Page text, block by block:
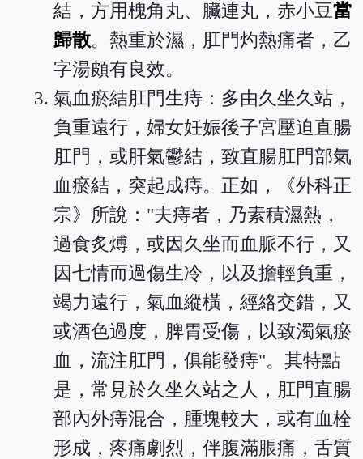
結，方用槐角丸、臟連丸，赤小豆當
歸散。熱重於濕，肛門灼熱痛者，乙
字湯頗有良效。
氣血瘀結肛門生痔：多由久坐久站，
負重遠行，婦女妊娠後子宮壓迫直腸
肛門，或肝氣鬱結，致直腸肛門部氣
血瘀結，突起成痔。正如，《外科正
宗》所說："夫痔者，乃素積濕熱，
過食炙煿，或因久坐而血脈不行，又
因七情而過傷生冷，以及擔輕負重，
竭力遠行，氣血縱橫，經絡交錯，又
或酒色過度，脾胃受傷，以致濁氣瘀
血，流注肛門，俱能發痔"。其特點
是，常見於久坐久站之人，肛門直腸
部內外痔混合，腫塊較大，或有血栓
形成，疼痛劇烈，伴腹滿脹痛，舌質